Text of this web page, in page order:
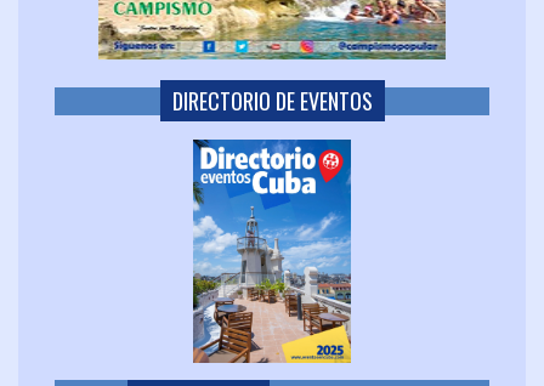
DIRECTORIO DE EVENTOS